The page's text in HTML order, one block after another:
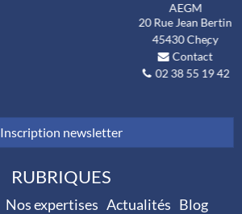
Inscription newsletter
RUBRIQUES
Nos expertises Actualités Blog